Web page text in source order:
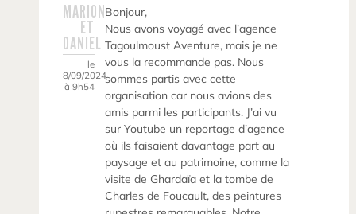
MARION
ET
DANIEL
le
8/09/2024
à 9h54
Bonjour,
Nous avons voyagé avec l’agence
Tagoulmoust Aventure, mais je ne
vous la recommande pas. Nous
sommes partis avec cette
organisation car nous avions des
amis parmi les participants. J’ai vu
sur Youtube un reportage d’agence
où ils faisaient davantage part au
paysage et au patrimoine, comme la
visite de Ghardaïa et la tombe de
Charles de Foucault, des peintures